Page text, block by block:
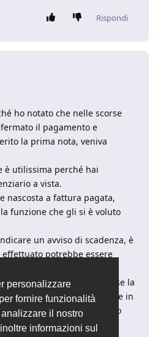
personalizzare
fornire funzionalità
il nostro
informazioni sul
Rispondi
ho notato che nelle scorse
il pagamento e
la prima nota, veniva
è utilissima perché hai
a vista.
nascosta a fattura pagata,
funzione che gli si è voluto
un avviso di scadenza, è
potrebbe essere
effettuato il", altrimenti, se la
che la scadenza è risalente in
pagamento, e altrettanto